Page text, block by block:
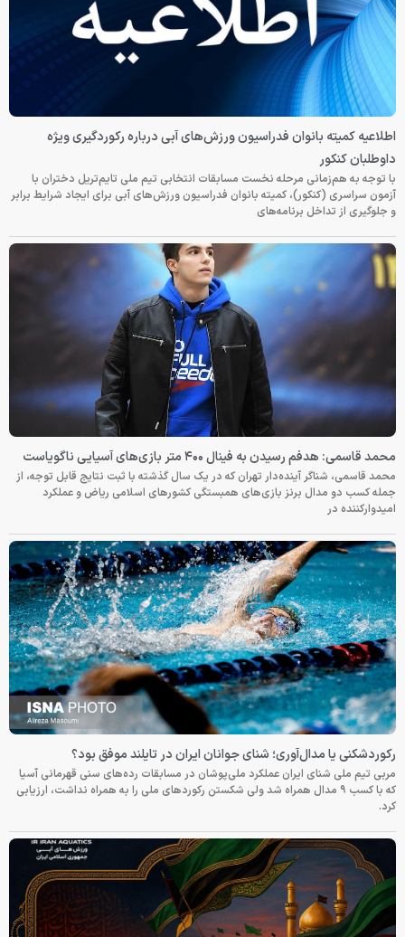
اطلاعیه کمیته بانوان فدراسیون ورزش‌های آبی درباره رکوردگیری ویژه
داوطلبان کنکور
با توجه به هم‌زمانی مرحله نخست مسابقات انتخابی تیم ملی تایم‌تریل دختران با
آزمون سراسری (کنکور)، کمیته بانوان فدراسیون ورزش‌های آبی برای ایجاد شرایط برابر
و جلوگیری از تداخل برنامه‌های
محمد قاسمی: هدفم رسیدن به فینال ۴۰۰ متر بازی‌های آسیایی ناگویاست
محمد قاسمی، شناگر آینده‌دار تهران که در یک سال گذشته با ثبت نتایج قابل توجه، از
جمله کسب دو مدال برنز بازی‌های همبستگی کشورهای اسلامی ریاض و عملکرد
امیدوارکننده در
رکوردشکنی یا مدال‌آوری؛ شنای جوانان ایران در تایلند موفق بود؟
مربی تیم ملی شنای ایران عملکرد ملی‌پوشان در مسابقات رده‌های سنی قهرمانی آسیا
که با کسب ۹ مدال همراه شد ولی شکستن رکوردهای ملی را به همراه نداشت، ارزیابی
کرد.